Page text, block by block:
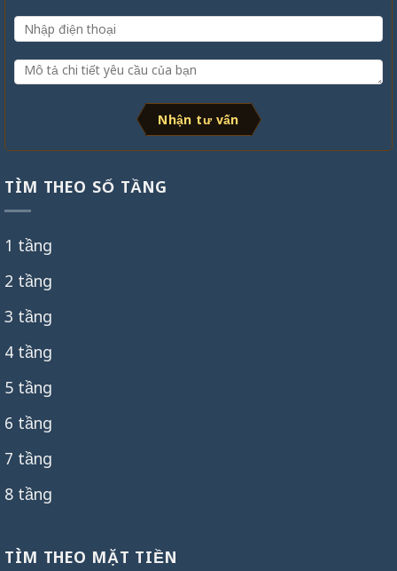
Nhận tư vấn
TÌM THEO SỐ TẦNG
1 tầng
2 tầng
3 tầng
4 tầng
5 tầng
6 tầng
7 tầng
8 tầng
TÌM THEO MẶT TIỀN